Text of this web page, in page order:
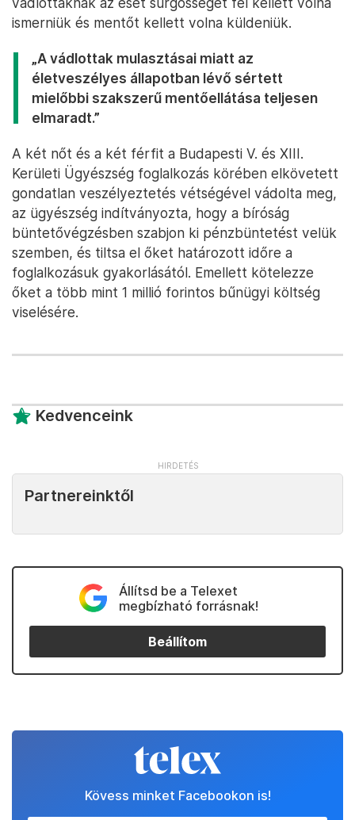
ismerniük és mentőt kellett volna küldeniük.
„A vádlottak mulasztásai miatt az
életveszélyes állapotban lévő sértett
mielőbbi szakszerű mentőellátása teljesen
elmaradt.”
A két nőt és a két férfit a Budapesti V. és XIII.
Kerületi Ügyészség foglalkozás körében elkövetett
gondatlan veszélyeztetés vétségével vádolta meg,
az ügyészség indítványozta, hogy a bíróság
büntetővégzésben szabjon ki pénzbüntetést velük
szemben, és tiltsa el őket határozott időre a
foglalkozásuk gyakorlásától. Emellett kötelezze
őket a több mint 1 millió forintos bűnügyi költség
viselésére.
Kedvenceink
Partnereinktől
Állítsd be a Telexet
megbízható forrásnak!
Beállítom
Kövess minket Facebookon is!